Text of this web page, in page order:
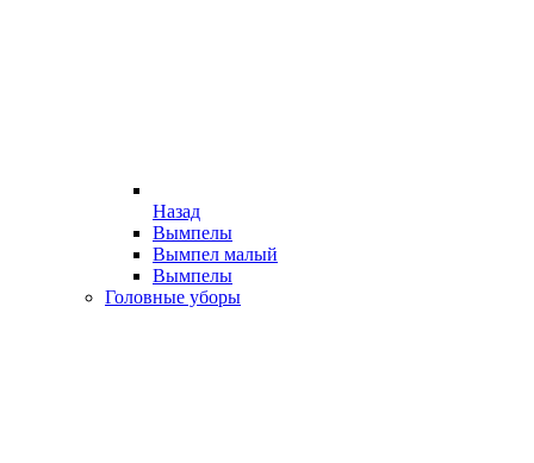
Назад
Вымпелы
Вымпел малый
Вымпелы
Головные уборы